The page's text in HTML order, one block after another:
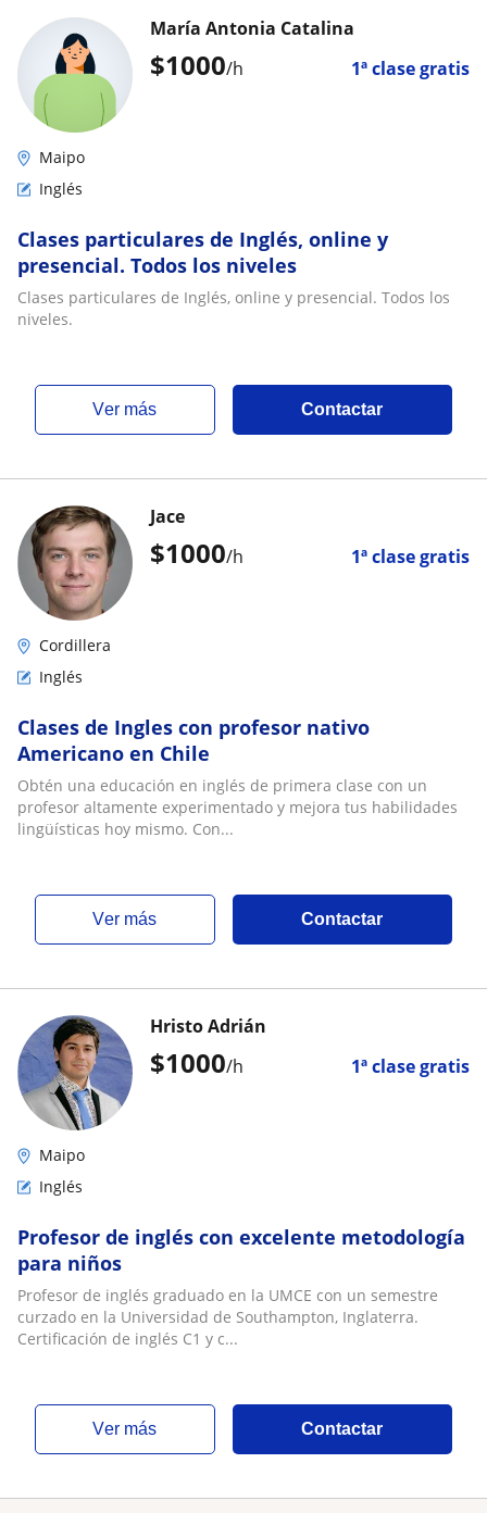
$1000/h 1ª clase gratis
María Antonia Catalina
Maipo
Inglés
Clases particulares de Inglés, online y
presencial. Todos los niveles
Clases particulares de Inglés, online y presencial. Todos los
niveles.
ver más Contactar
$1000/h 1ª clase gratis
Jace
Cordillera
Inglés
Clases de Ingles con profesor nativo
Americano en Chile
Obtén una educación en inglés de primera clase con un
profesor altamente experimentado y mejora tus habilidades
lingüísticas hoy mismo. Con...
ver más Contactar
$1000/h 1ª clase gratis
Hristo Adrián
Maipo
Inglés
Profesor de inglés con excelente metodología
para niños
Profesor de inglés graduado en la UMCE con un semestre
curzado en la Universidad de Southampton, Inglaterra.
Certificación de inglés C1 y c...
ver más Contactar